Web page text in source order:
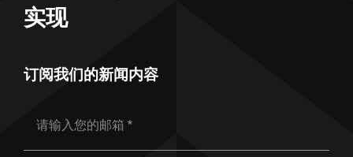
实现
订阅我们的新闻内容